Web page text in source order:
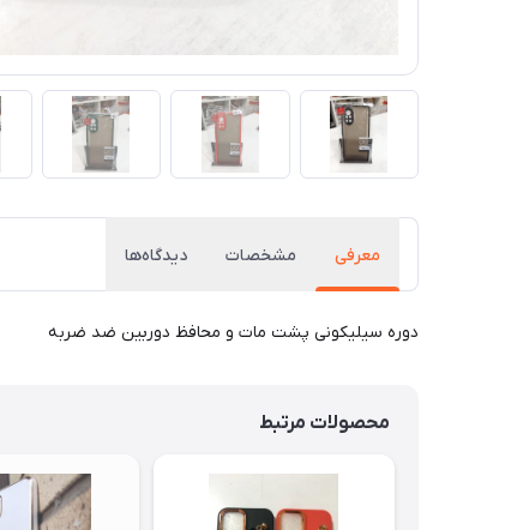
معرفی مشخصات دیدگاه‌ها
دوره سیلیکونی پشت مات و محافظ دوربین ضد ضربه
محصولات مرتبط